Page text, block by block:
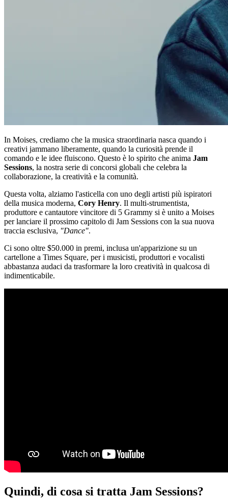
In Moises, crediamo che la musica straordinaria nasca quando i
creativi jammano liberamente, quando la curiosità prende il
comando e le idee fluiscono. Questo è lo spirito che anima Jam
Sessions, la nostra serie di concorsi globali che celebra la
collaborazione, la creatività e la comunità.
Questa volta, alziamo l'asticella con uno degli artisti più ispiratori
della musica moderna, Cory Henry. Il multi-strumentista,
produttore e cantautore vincitore di 5 Grammy si è unito a Moises
per lanciare il prossimo capitolo di Jam Sessions con la sua nuova
traccia esclusiva, "Dance".
Ci sono oltre $50.000 in premi, inclusa un'apparizione su un
cartellone a Times Square, per i musicisti, produttori e vocalisti
abbastanza audaci da trasformare la loro creatività in qualcosa di
indimenticabile.
Quindi, di cosa si tratta Jam Sessions?